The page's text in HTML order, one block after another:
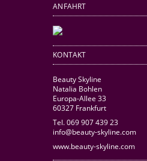
ANFAHRT
KONTAKT
Beauty Skyline
Natalia Bohlen
Europa-Allee 33
60327 Frankfurt
Tel. 069 907 439 23
info@beauty-skyline.com
www.beauty-skyline.com